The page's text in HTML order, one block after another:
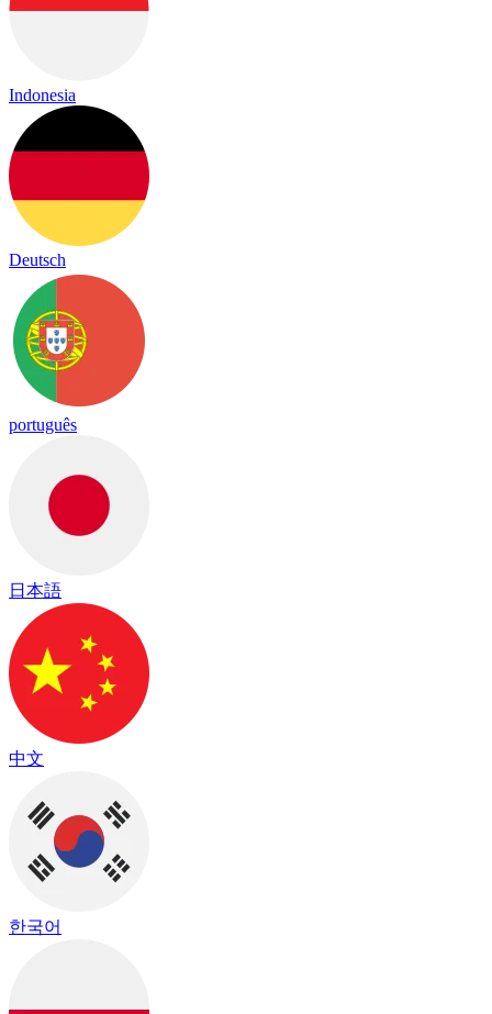
Indonesia
Deutsch
português
日本語
中文
한국어